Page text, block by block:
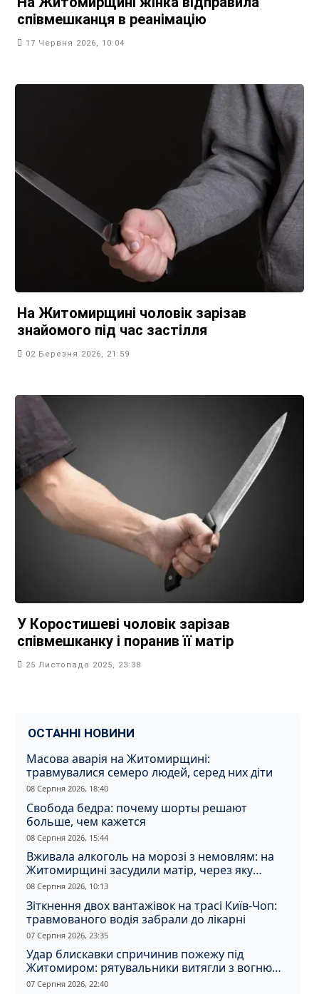
співмешканця в реанімацію
17 Червня 2026, 10:04
На Житомирщині чоловік зарізав
знайомого під час застілля
02 Березня 2026, 21:59
У Коростишеві чоловік зарізав
співмешканку і поранив її матір
25 Листопада 2025, 23:38
ОСТАННІ НОВИНИ
Масова аварія на Житомирщині:
травмувалися семеро людей, серед них діти
08 Серпня 2026, 18:40
Свобода бедра: почему шорты решают
больше, чем кажется
08 Серпня 2026, 15:44
Вживала алкоголь на морозі з немовлям: на
Житомирщині засудили матір, через яку
дитина отримала обмороження
08 Серпня 2026, 10:13
Зіткнення двох вантажівок на трасі Київ-Чоп:
травмованого водія забрали до лікарні
07 Серпня 2026, 23:35
Удар блискавки спричинив пожежу під
Житомиром: рятувальники витягли з вогню
кота
07 Серпня 2026, 22:40